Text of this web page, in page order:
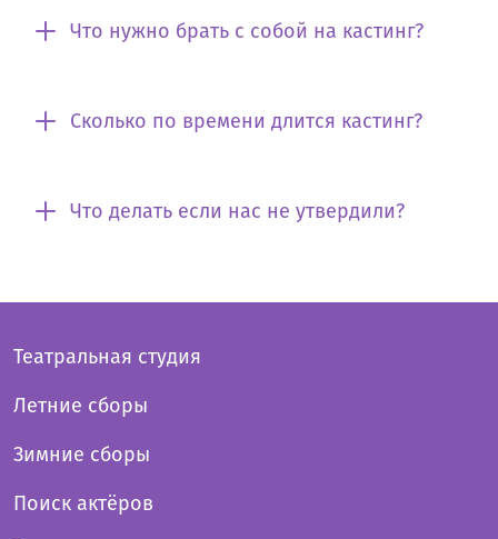
Что нужно брать с собой на кастинг?
Сколько по времени длится кастинг?
Что делать если нас не утвердили?
Театральная студия
Летние сборы
Зимние сборы
Поиск актёров